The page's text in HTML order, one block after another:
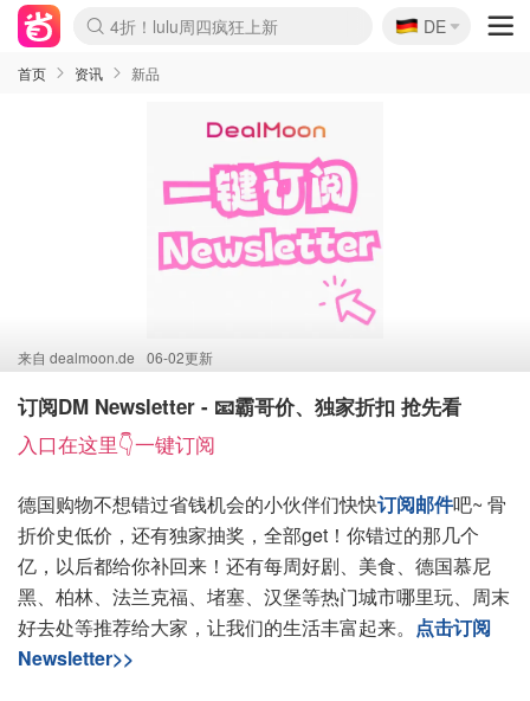
Boticinal 夏促开抢！
4折！lulu周四疯狂上新
还没结束！&OtherStories大促
Joybuy变相75折 随时失效
速领！Stanley独家85折
疑似霸哥！Camper额外叠85折
Zalando 奥莱闪促！每日更新
Moncler反季囤！5折起+叠9折
Coach Brooklyn仅€192
🇩🇪
DE
首页 资讯 新品
来自 dealmoon.de 06-02更新
订阅DM Newsletter - 📧霸哥价、独家折扣 抢先看
入口在这里👇一键订阅
德国购物不想错过省钱机会的小伙伴们快快订阅邮件吧~ 骨
折价史低价，还有独家抽奖，全部get！你错过的那几个
亿，以后都给你补回来！还有每周好剧、美食、德国慕尼
黑、柏林、法兰克福、堵塞、汉堡等热门城市哪里玩、周末
好去处等推荐给大家，让我们的生活丰富起来。 点击订阅
Newsletter>>